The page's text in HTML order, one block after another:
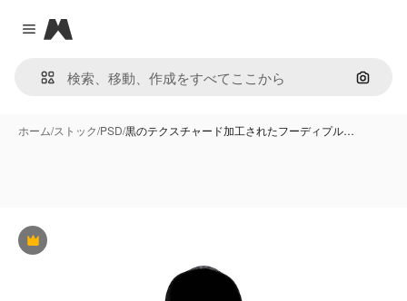
Close menu
Magnific
画像で
ホーム/ストック/PSD/黒のテクスチャード加工されたフーディプル…
Premium